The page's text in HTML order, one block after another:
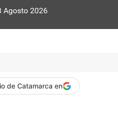
Agosto 2026
de Catamarca en